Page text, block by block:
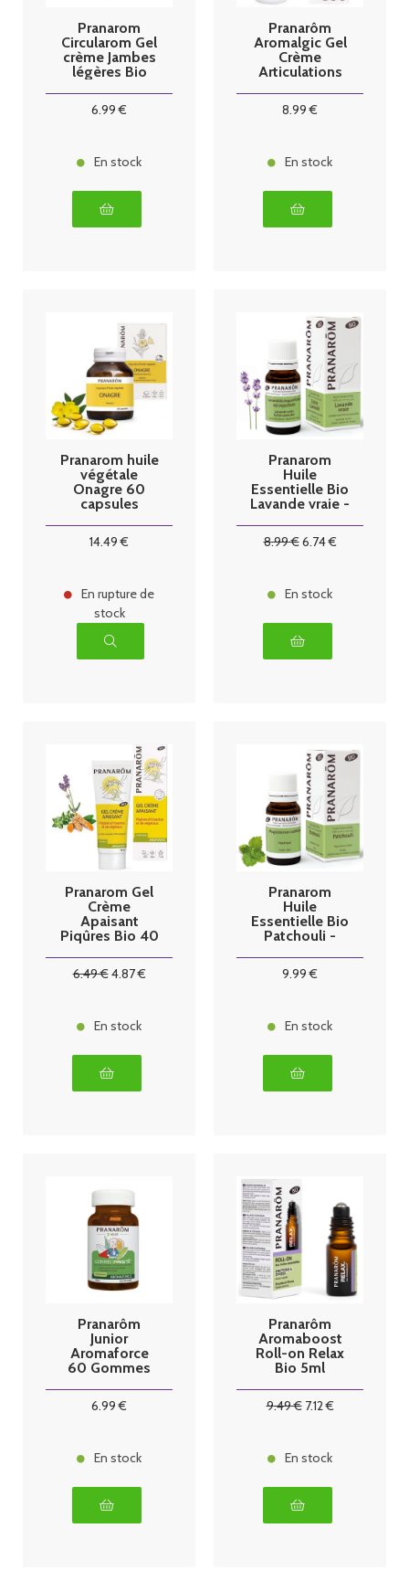
Pranarom
Circularom Gel
crème Jambes
légères Bio
6.99 €
En stock
Pranarôm
Aromalgic Gel
Crème
Articulations
8.99 €
En stock
Pranarom huile
végétale
Onagre 60
capsules
14.49 €
En rupture de
stock
Pranarom
Huile
Essentielle Bio
Lavande vraie -
8.99€6.74€
En stock
Pranarom Gel
Crème
Apaisant
Piqûres Bio 40
6.49€4.87€
En stock
Pranarom
Huile
Essentielle Bio
Patchouli -
9.99 €
En stock
Pranarôm
Junior
Aromaforce
60 Gommes
6.99 €
En stock
Pranarôm
Aromaboost
Roll-on Relax
Bio 5ml
9.49€ 7.12€
En stock